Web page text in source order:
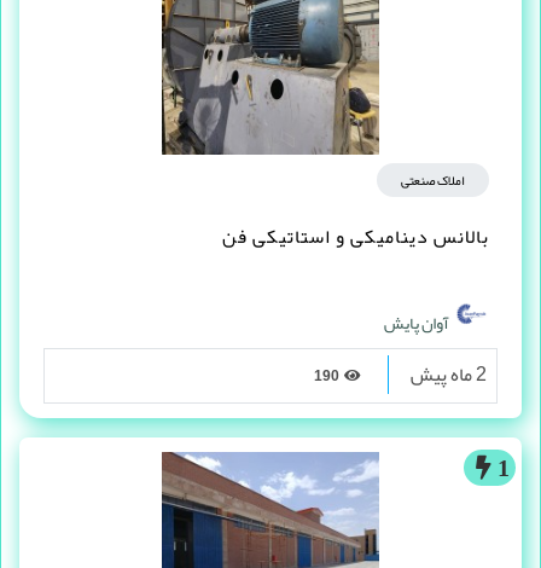
املاک صنعتی
بالانس دینامیکی و استاتیکی فن
آوان پایش
2 ماه پیش
1